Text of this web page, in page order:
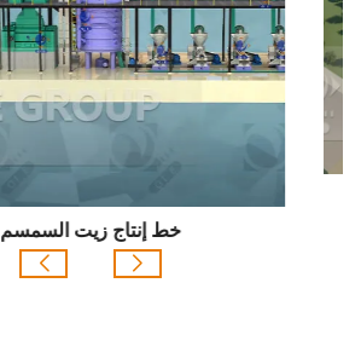
خط إنتاج زيت السمسم